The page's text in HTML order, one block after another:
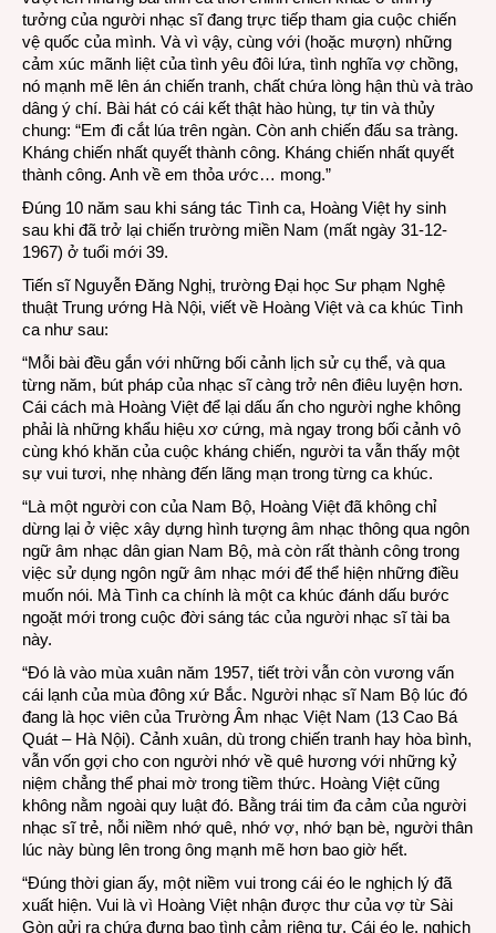
tưởng của người nhạc sĩ đang trực tiếp tham gia cuộc chiến
vệ quốc của mình. Và vì vậy, cùng với (hoặc mượn) những
cảm xúc mãnh liệt của tình yêu đôi lứa, tình nghĩa vợ chồng,
nó mạnh mẽ lên án chiến tranh, chất chứa lòng hận thù và trào
dâng ý chí. Bài hát có cái kết thật hào hùng, tự tin và thủy
chung: “Em đi cắt lúa trên ngàn. Còn anh chiến đấu sa tràng.
Kháng chiến nhất quyết thành công. Kháng chiến nhất quyết
thành công. Anh về em thỏa ước… mong.”
Đúng 10 năm sau khi sáng tác Tình ca, Hoàng Việt hy sinh
sau khi đã trở lại chiến trường miền Nam (mất ngày 31-12-
1967) ở tuổi mới 39.
Tiến sĩ Nguyễn Đăng Nghị, trường Đại học Sư phạm Nghệ
thuật Trung ướng Hà Nội, viết về Hoàng Việt và ca khúc Tình
ca như sau:
“Mỗi bài đều gắn với những bối cảnh lịch sử cụ thể, và qua
từng năm, bút pháp của nhạc sĩ càng trở nên điêu luyện hơn.
Cái cách mà Hoàng Việt để lại dấu ấn cho người nghe không
phải là những khẩu hiệu xơ cứng, mà ngay trong bối cảnh vô
cùng khó khăn của cuộc kháng chiến, người ta vẫn thấy một
sự vui tươi, nhẹ nhàng đến lãng mạn trong từng ca khúc.
“Là một người con của Nam Bộ, Hoàng Việt đã không chỉ
dừng lại ở việc xây dựng hình tượng âm nhạc thông qua ngôn
ngữ âm nhạc dân gian Nam Bộ, mà còn rất thành công trong
việc sử dụng ngôn ngữ âm nhạc mới để thể hiện những điều
muốn nói. Mà Tình ca chính là một ca khúc đánh dấu bước
ngoặt mới trong cuộc đời sáng tác của người nhạc sĩ tài ba
này.
“Đó là vào mùa xuân năm 1957, tiết trời vẫn còn vương vấn
cái lạnh của mùa đông xứ Bắc. Người nhạc sĩ Nam Bộ lúc đó
đang là học viên của Trường Âm nhạc Việt Nam (13 Cao Bá
Quát – Hà Nội). Cảnh xuân, dù trong chiến tranh hay hòa bình,
vẫn vốn gợi cho con người nhớ về quê hương với những kỷ
niệm chẳng thể phai mờ trong tiềm thức. Hoàng Việt cũng
không nằm ngoài quy luật đó. Bằng trái tim đa cảm của người
nhạc sĩ trẻ, nỗi niềm nhớ quê, nhớ vợ, nhớ bạn bè, người thân
lúc này bùng lên trong ông mạnh mẽ hơn bao giờ hết.
“Đúng thời gian ấy, một niềm vui trong cái éo le nghịch lý đã
xuất hiện. Vui là vì Hoàng Việt nhận được thư của vợ từ Sài
Gòn gửi ra chứa đựng bao tình cảm riêng tư. Cái éo le, nghịch